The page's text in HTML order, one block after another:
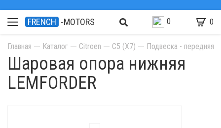
FRENCH -MOTORS 0 0
Главная Каталог Citroen C5 (X7) Подвеска - передняя
Шаровая опора нижняя
LEMFORDER